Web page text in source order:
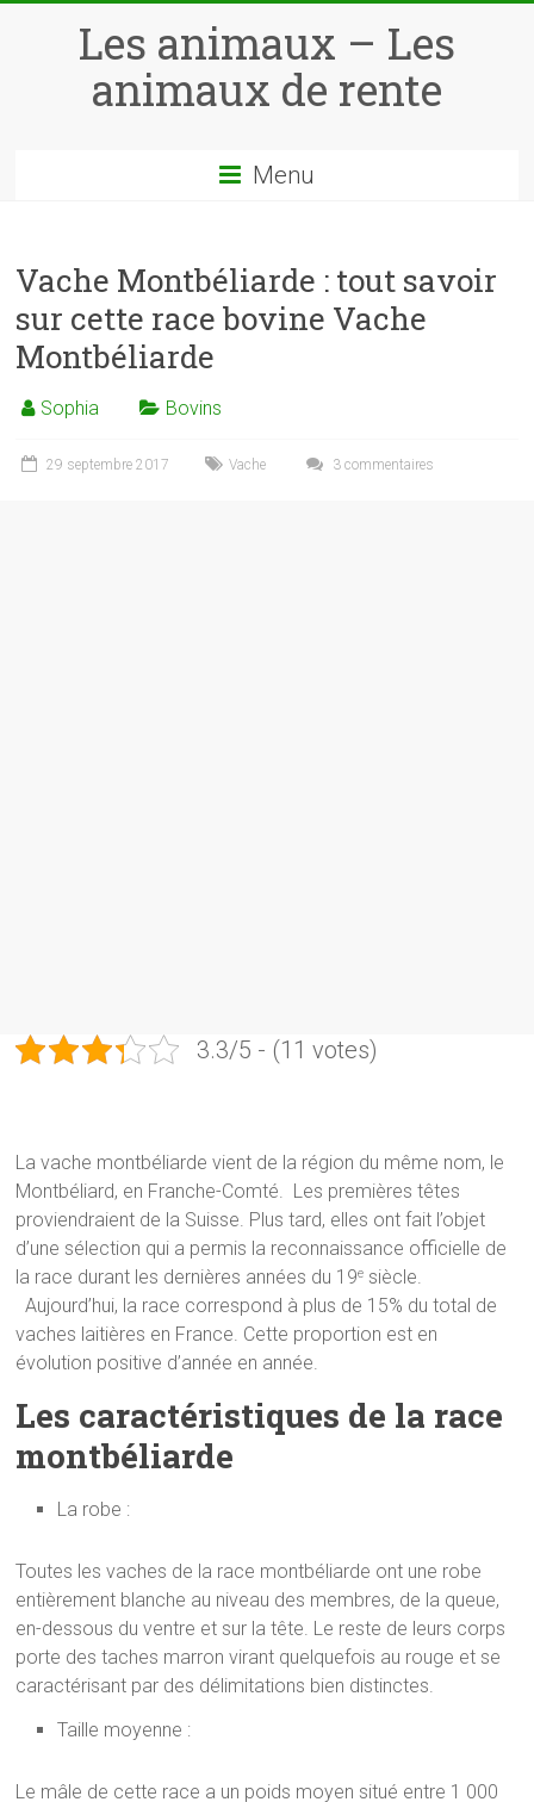
Les animaux – Les
animaux de rente
Menu
Vache Montbéliarde : tout savoir
sur cette race bovine Vache
Montbéliarde
Sophia Bovins
29 septembre 2017 Vache 3 commentaires
3.3/5 - (11 votes)
La vache montbéliarde vient de la région du même nom, le
Montbéliard, en Franche-Comté. Les premières têtes
proviendraient de la Suisse. Plus tard, elles ont fait l’objet
d’une sélection qui a permis la reconnaissance officielle de
la race durant les dernières années du 19e siècle.
Aujourd’hui, la race correspond à plus de 15% du total de
vaches laitières en France. Cette proportion est en
évolution positive d’année en année.
Les caractéristiques de la race
montbéliarde
La robe :
Toutes les vaches de la race montbéliarde ont une robe
entièrement blanche au niveau des membres, de la queue,
en-dessous du ventre et sur la tête. Le reste de leurs corps
porte des taches marron virant quelquefois au rouge et se
caractérisant par des délimitations bien distinctes.
Taille moyenne :
Le mâle de cette race a un poids moyen situé entre 1 000